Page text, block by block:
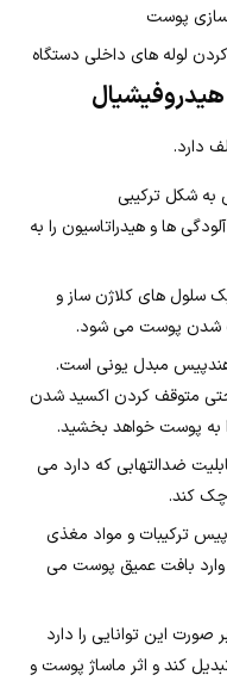
به شکل ترکیبی
ها و هیدراتاسیون را به
سلول های کلاژن ساز و
شدن پوست می شود.
مبدل یونی است.
متوقف کردن اکسید شدن
به پوست خواهد بخشید.
ضدالتهابی که دارد می
کند.
ترکیبات و مواد مغذی
بافت عمیق پوست می
این توانایی را دارد
کند و اثر ماساژ پوست و